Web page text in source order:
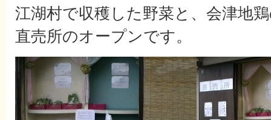
江湖村で収穫した野菜と、会津地
直売所のオープンです。